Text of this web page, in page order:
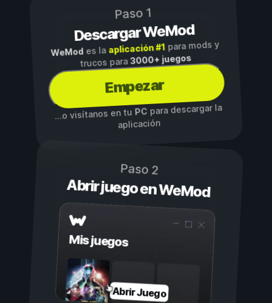
Paso 1
Descargar WeMod
WeMod es la aplicación #1para mods y
trucos para3000+ juegos
Empezar
...o visítanos en tuPCpara descargar la
aplicación
Paso 2
Abrir juego en WeMod
Mis juegos
Abrir Juego